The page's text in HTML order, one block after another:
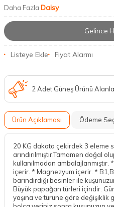
Daha Fazla Daisy
Gelince
Listeye Ekle Fiyat Alarmı
2 Adet Güneş Ürünü
Ürün Açıklaması Ödeme
20 KG dakota çekirdek 3 eleme
arındırılmıştır.Tamamen doğal
kullanılmadan
içerir. * Magnezyum içerir. *
barındırdığı besinler ile
Büyük papağan türleri içindir.
yaşına ve türüne göre değişiklik